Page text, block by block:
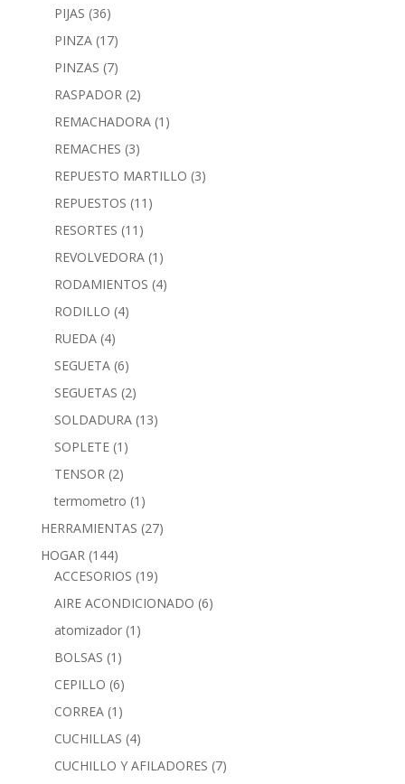
PIJAS (36)
PINZA (17)
PINZAS (7)
RASPADOR (2)
REMACHADORA (1)
REMACHES (3)
REPUESTO MARTILLO (3)
REPUESTOS (11)
RESORTES (11)
REVOLVEDORA (1)
RODAMIENTOS (4)
RODILLO (4)
RUEDA (4)
SEGUETA (6)
SEGUETAS (2)
SOLDADURA (13)
SOPLETE (1)
TENSOR (2)
termometro (1)
HERRAMIENTAS (27)
HOGAR (144)
ACCESORIOS (19)
AIRE ACONDICIONADO (6)
atomizador (1)
BOLSAS (1)
CEPILLO (6)
CORREA (1)
CUCHILLAS (4)
CUCHILLO Y AFILADORES (7)